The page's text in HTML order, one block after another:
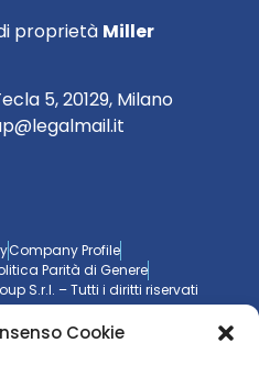
Cookie
proprietà Miller
5, 20129, Milano
Company Profile
Parità di Genere
S.r.l. – Tutti i diritti riservati